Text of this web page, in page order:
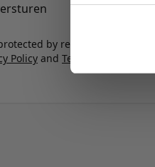
by reCAPTCHA - the
Policy and Terms of Service